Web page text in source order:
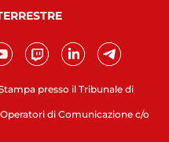
presso il Tribunale di
di Comunicazione c/o